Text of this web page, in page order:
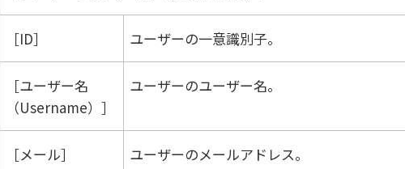
ID ユーザーの一意識別子。
ユーザー名
（Username）
ユーザーのユーザー名。
メール ユーザーのメールアドレス。